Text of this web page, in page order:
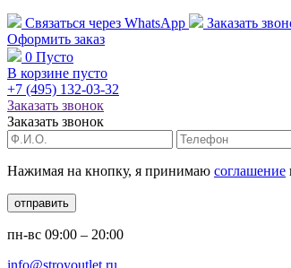
Связаться через WhatsApp Заказать
Оформить заказ
0 Пусто
В корзине пусто
+7 (495) 132-03-32
Заказать звонок
Заказать звонок
Нажимая на кнопку, я принимаю соглашение
отправить
пн-вс 09:00 – 20:00
info@stroyoutlet.ru